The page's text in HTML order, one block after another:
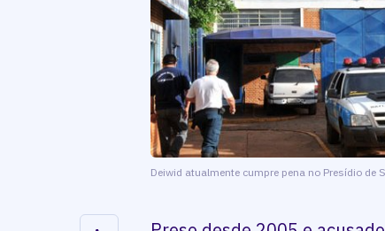
Deiwid atualmente cumpre pena no Presídio de